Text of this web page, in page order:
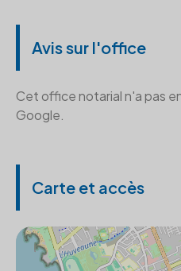
Avis sur l'office
Cet office notarial n'a pas
Google.
Carte et accès